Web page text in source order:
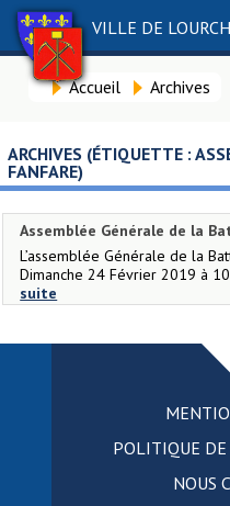
VILLE DE
Accueil Archives
ARCHIVES (ÉTIQUETTE :
FANFARE)
Assemblée Générale de la
L’assemblée Générale de la
Dimanche 24 Février 2019 à
suite
POLITIQUE
NOUS